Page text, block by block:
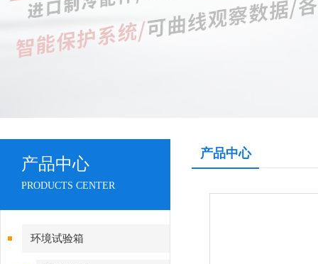
产品中心
PRODUCTS CENTER
环境试验箱
产品中心